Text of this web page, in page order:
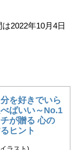
2022年10月4日
を好きでいら
ばいい～No.1
が贈る 心の
ヒント